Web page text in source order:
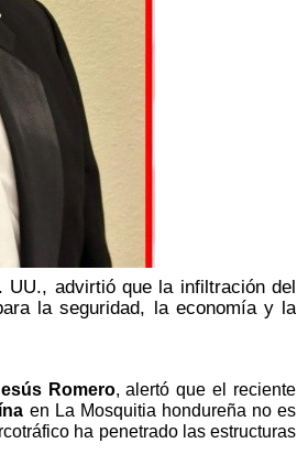
advirtió que la infiltración del
la seguridad, la economía y la
Romero, alertó que el reciente
en La Mosquitia hondureña no es
ha penetrado las estructuras